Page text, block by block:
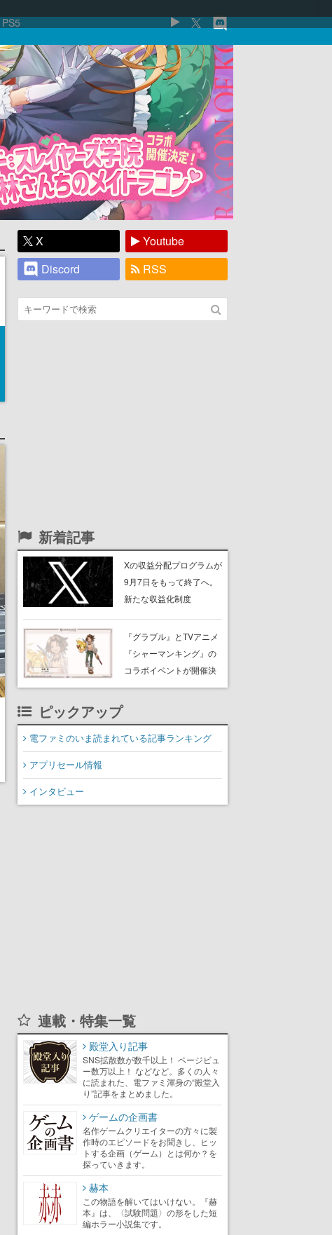
PS5
X
Youtube
Discord
RSS
新着記事
Xの収益分配プログラムが
9月7日をもって終了へ。
新たな収益化制度
Rewards Program」を発
表
『グラブル』とTVアニメ
『シャーマンキング』の
コラボイベントが開催決
定！麻倉葉（CV：日笠陽
ピックアップ
電ファミのいま読まれている記事ランキング
アプリセール情報
インタビュー
連載・特集一覧
殿堂入り記事
SNS拡散数が数千以上！ ページビュ
ー数万以上！ などなど。多くの人々
に読まれた、電ファミ渾身の“殿堂入
り”記事をまとめました。
ゲームの企画書
名作ゲームクリエイターの方々に製
作時のエピソードをお聞きし、ヒッ
トする企画（ゲーム）とは何か？を
探っていきます。
赫本
この物語を解いてはいけない。『赫
本』は、〈試験問題〉の形をした短
編ホラー小説集です。